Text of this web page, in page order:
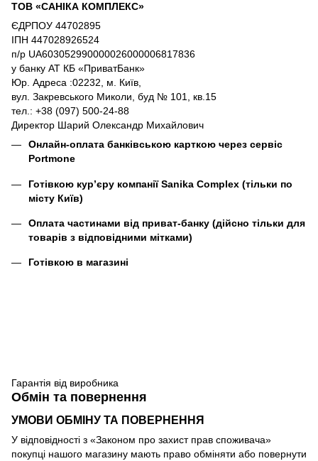
ТОВ «САНІКА КОМПЛЕКС»
ЄДРПОУ 44702895
ІПН 447028926524
п/р UA603052990000026000006817836
у банку АТ КБ «ПриватБанк»
Юр. Адреса :02232, м. Київ,
вул. Закревського Миколи, буд № 101, кв.15
тел.: +38 (097) 500-24-88
Директор Шарий Олександр Михайлович
Онлайн-оплата банківською карткою через сервіс
Portmone
Готівкою кур’єру компаніїSanika Complex (тільки по
місту Київ)
Оплата частинами від приват-банку (дійсно тільки для
товарів з відповідними мітками)
Готівкою в магазині
Гарантія від виробника
Обмін та повернення
УМОВИ ОБМІНУ ТА ПОВЕРНЕННЯ
У відповідності з «Законом про захист прав споживача»
покупці нашого магазину мають право обміняти або повернути